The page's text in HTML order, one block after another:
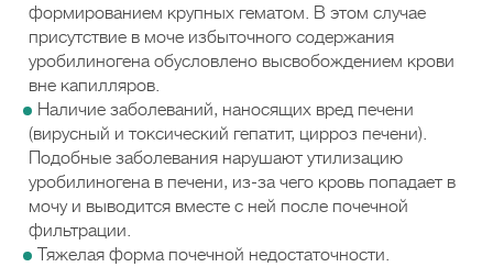
формированием крупных гематом. В этом случае
присутствие в моче избыточного содержания
уробилиногена обусловлено высвобождением крови
вне капилляров.
Наличие заболеваний, наносящих вред печени
(вирусный и токсический гепатит, цирроз печени).
Подобные заболевания нарушают утилизацию
уробилиногена в печени, из-за чего кровь попадает в
мочу и выводится вместе с ней после почечной
фильтрации.
Тяжелая форма почечной недостаточности.